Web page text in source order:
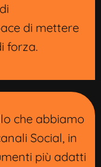
di mettere
forza.
che abbiamo
Social, in
più adatti